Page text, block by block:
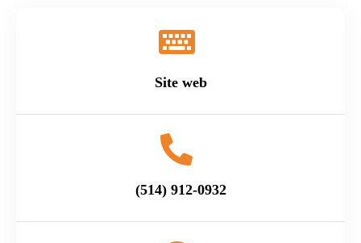
Site web
(514) 912-0932